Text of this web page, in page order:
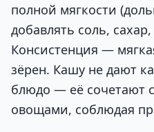
полной мягкости
добавлять соль,
Консистенция —
зёрен. Кашу не дают
блюдо — её сочетают
овощами, соблюдая